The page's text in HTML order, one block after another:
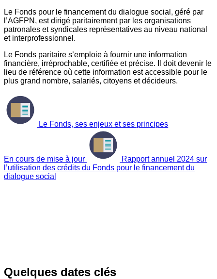
Le Fonds pour le financement du dialogue social, géré par
l’AGFPN, est dirigé paritairement par les organisations
patronales et syndicales représentatives au niveau national
et interprofessionnel.
Le Fonds paritaire s’emploie à fournir une information
financière, irréprochable, certifiée et précise. Il doit devenir le
lieu de référence où cette information est accessible pour le
plus grand nombre, salariés, citoyens et décideurs.
Le Fonds, ses enjeux et ses principes
En cours de mise à jour
Rapport annuel 2024 sur
l’utilisation des crédits du Fonds pour le financement du
dialogue social
Quelques dates clés